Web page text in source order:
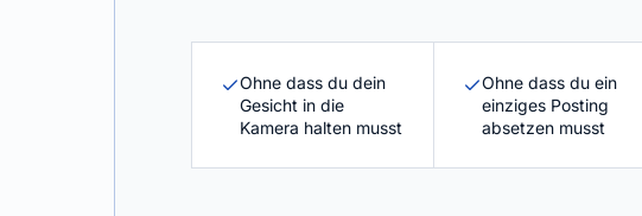
Ohne dass du dein
Gesicht in die
Kamera halten musst
Ohne dass du ein
einziges Posting
absetzen musst